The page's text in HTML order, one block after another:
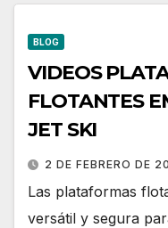
BLOG
VIDEOS
FLOTANTES
JET SKI
2 DE FEBRERO DE
Las plataformas
versátil y segura